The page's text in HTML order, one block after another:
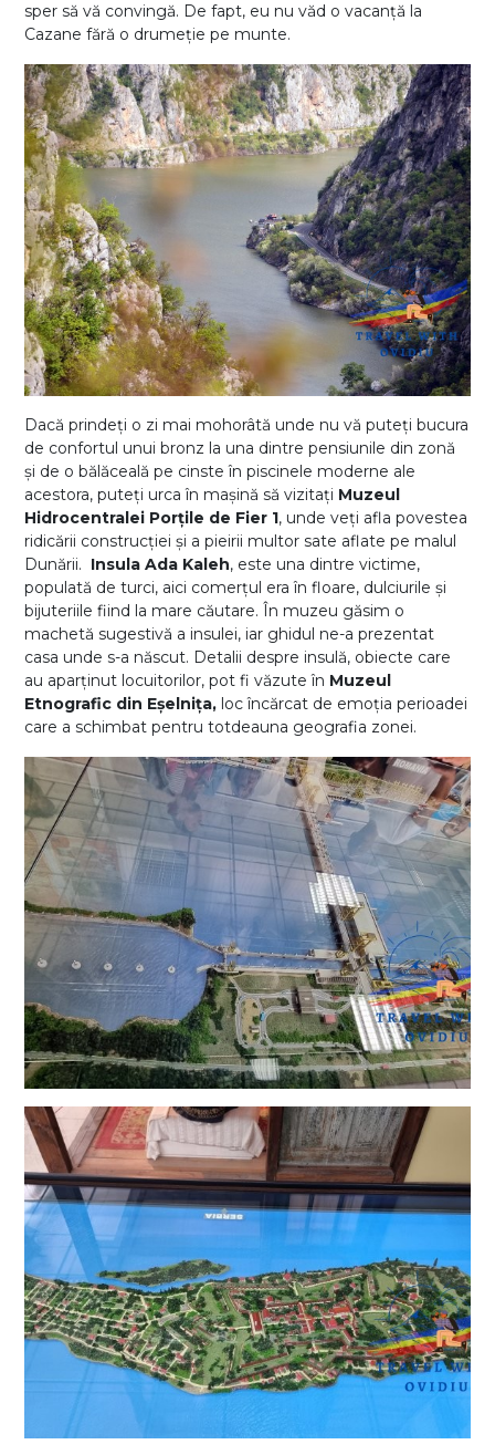
sper să vă convingă. De fapt, eu nu văd o vacanță la
Cazane fără o drumeție pe munte.
Dacă prindeți o zi mai mohorâtă unde nu vă puteți bucura
de confortul unui bronz la una dintre pensiunile din zonă
și de o bălăceală pe cinste în piscinele moderne ale
acestora, puteți urca în mașină să vizitați Muzeul
Hidrocentralei Porțile de Fier 1, unde veți afla povestea
ridicării construcției și a pieirii multor sate aflate pe malul
Dunării. Insula Ada Kaleh, este una dintre victime,
populată de turci, aici comerțul era în floare, dulciurile și
bijuteriile fiind la mare căutare. În muzeu găsim o
machetă sugestivă a insulei, iar ghidul ne-a prezentat
casa unde s-a născut. Detalii despre insulă, obiecte care
au aparținut locuitorilor, pot fi văzute în Muzeul
Etnografic din Eșelnița, loc încărcat de emoția perioadei
care a schimbat pentru totdeauna geografia zonei.